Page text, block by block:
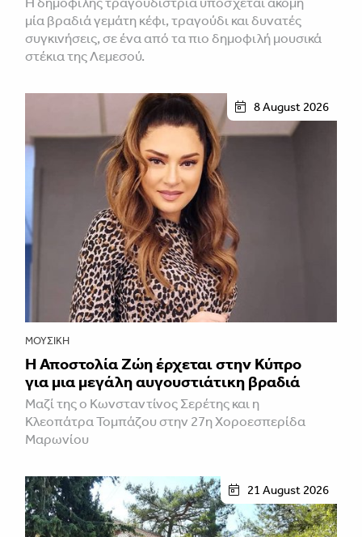
μία βραδιά γεμάτη κέφι, τραγούδι και δυνατές
συγκινήσεις, σε ένα από τα πιο δημοφιλή μουσικά
στέκια της Λεμεσού.
8 August 2026
ΜΟΥΣΙΚΉ
Η Αποστολία Ζώη έρχεται στην Κύπρο
για μια μεγάλη αυγουστιάτικη βραδιά
Μαζί της ο Κωνσταντίνος Σερέτης και η
Κλεοπάτρα Τομπάζου στην 27η Χοροεσπερίδα
Μαρωνίου
21 August 2026